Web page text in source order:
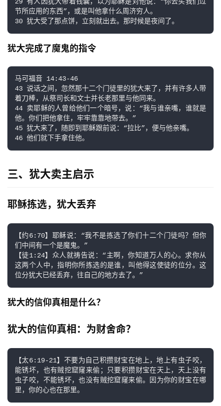
29 有人因犹大带着钱囊，以为耶稣是对他说：“你去买我们过
节所应用的东西”，或是叫他拿什么周济穷人。
30 犹大受了那点饼，立刻就出去。那时候是夜间了。
犹大完成了魔鬼的指令
马可福音 14:43-46
43 说话之间，忽然那十二个门徒里的犹大来了，并有许多人带
着刀棒，从祭司长和文士并长老那里与他同来。
44 卖耶稣的人曾给他们一个暗号，说：“我与谁亲嘴，谁就是
他。你们把他拿住，牢牢靠靠地带去。”
45 犹大来了，随即到耶稣跟前说：“拉比”，便与他亲嘴。
46 他们就下手拿住他。
三、犹大卖主启示
耶稣拣选，犹大丢弃
【约6:70】耶稣说：“我不是拣选了你们十二个门徒吗？但你
们中间有一个是魔鬼。”
【徒1:24】众人就祷告说：“主啊，你知道万人的心。求你从
这两个人中，指明你所拣选的是谁，叫他得这使徒的位分。这
位分犹大已经丢弃，往自己的地方去了。”
犹大的信仰真相是什么？
犹大的信仰真相：为财舍命？
【太6:19-21】不要为自己积攒财宝在地上，地上有虫子咬，
能锈坏，也有贼挖窟窿来偷；只要积攒财宝在天上，天上没有
虫子咬，不能锈坏，也没有贼挖窟窿来偷。因为你的财宝在哪
里，你的心也在那里。